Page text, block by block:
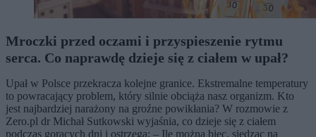
Mroczki przed oczami i przyspieszenie rytmu
serca. Co naprawdę dzieje się z ciałem w upał?
Upał w Polsce przekracza kolejne granice. Ekstremalne temperatury
to powracający problem, który silnie obciąża nasz organizm. Kto
jest najbardziej narażony na groźne powikłania? W rozmowie z
Zero.pl dr Michał Sutkowski wyjaśnia, co dzieje się z ciałem
podczas gorących dni i ostrzega: – Ile można biec, siedząc na